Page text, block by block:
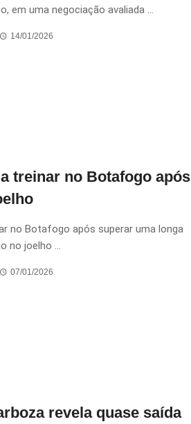
em uma negociação avaliada ...
14/01/2026
treinar no Botafogo após
no Botafogo após superar uma longa
no joelho ...
07/01/2026
revela quase saída